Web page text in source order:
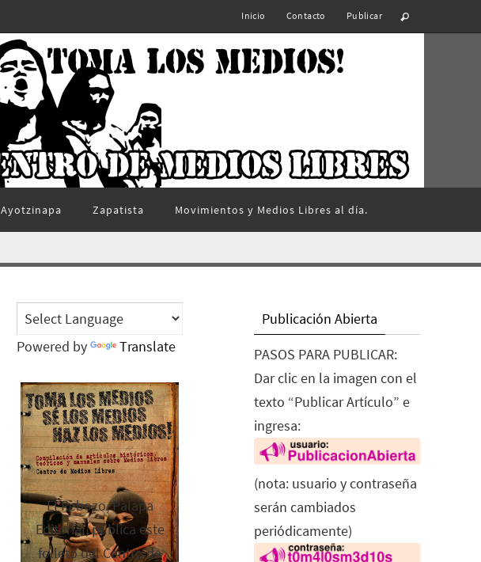
Inicio Contacto Publicar
Ayotzinapa Zapatista Movimientos y Medios Libres al día.
Powered by Translate
El Rebozo, Palapa
Editorial, publica este
folleto del Centro de
Publicación Abierta
PASOS PARA PUBLICAR:
Dar clic en la imagen con el
texto “Publicar Artículo” e
ingresa:
(nota: usuario y contraseña
serán cambiados
periódicamente)